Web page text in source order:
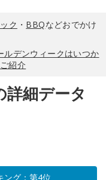
ク ・ BBQなどおでかけ
ルデンウィークはいつか
紹介
細データ
ング：第4位